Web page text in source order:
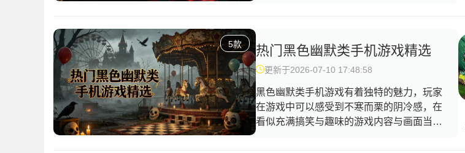
5款 热门黑色幽默类手机游戏精选
更新于2026-07-10 17:48:58
黑色幽默类手机游戏有着独特的魅力，玩家
在游戏中可以感受到不寒而栗的阴冷感，在
看似充满搞笑与趣味的游戏内容与画面当